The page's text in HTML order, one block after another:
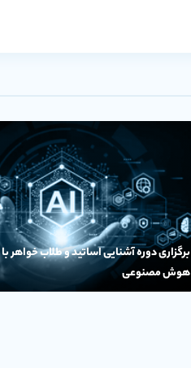
برگزاری دوره آشنایی اساتید و طلاب خواهر با
هوش مصنوعی